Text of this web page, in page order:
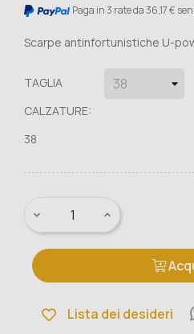
Paga in 3 rate da 36,17 €
Scarpe antinfortunistiche U-
TAGLIA
CALZATURE:
38
Lista dei desideri